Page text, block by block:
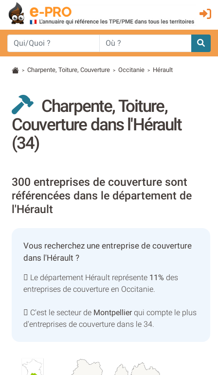
> Charpente, Toiture, Couverture > Occitanie > Hérault
Charpente, Toiture,
Couverture dans l'Hérault
(34)
300 entreprises de couverture sont
référencées dans le département de
l'Hérault
Vous recherchez une entreprise de couverture
dans l'Hérault ?
Le département Hérault représente 11% des
entreprises de couverture en Occitanie.
C'est le secteur de Montpellierqui compte le plus
d'entreprises de couverture dans le 34.